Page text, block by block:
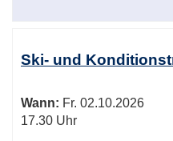
Ski- und
Wann: Fr. 02.10.2026
17.30 Uhr